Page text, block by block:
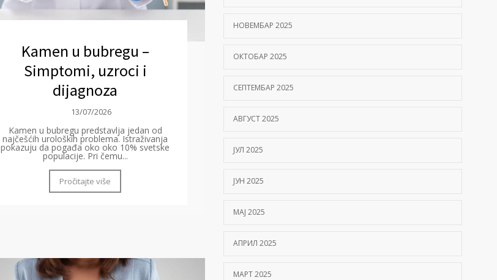
Kamen u bubregu –
Simptomi, uzroci i
dijagnoza
13/07/2026
Kamen u bubregu predstavlja jedan od
najčešćih uroloških problema. Istraživanja
pokazuju da pogađa oko oko 10% svetske
populacije. Pri čemu...
Pročitajte više
НОВЕМБАР 2025
ОКТОБАР 2025
СЕПТЕМБАР 2025
АВГУСТ 2025
ЈУЛ 2025
ЈУН 2025
МАЈ 2025
АПРИЛ 2025
МАРТ 2025